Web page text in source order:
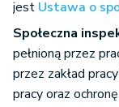
jest Ustawa o
Społeczna
pełnioną przez
przez zakład
pracy oraz